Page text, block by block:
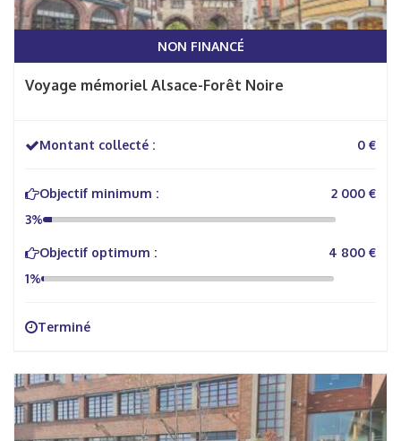
NON FINANCÉ
Voyage mémoriel Alsace-Forêt Noire
Montant collecté : 0 €
Objectif minimum :
2 000 €
3%
Objectif optimum :
4 800 €
1%
Terminé